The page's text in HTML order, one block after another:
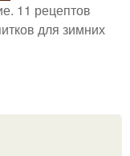
11 рецептов
для зимних